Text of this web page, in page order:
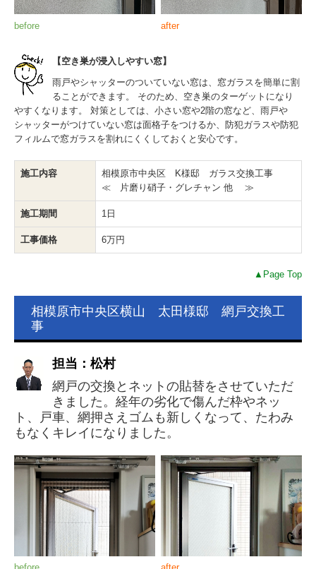
before after
【空き巣が浸入しやすい窓】
雨戸やシャッターのついていない窓は、窓ガラスを簡単に割
ることができます。 そのため、空き巣のターゲットになり
やすくなります。 対策としては、小さい窓や2階の窓など、雨戸や
シャッターがつけていない窓は面格子をつけるか、防犯ガラスや防犯
フィルムで窓ガラスを割れにくくしておくと安心です。
施工内容
相模原市中央区 K様邸 ガラス交換工事
≪ 片磨り硝子・グレチャン 他 ≫
施工期間 1日
工事価格 6万円
▲Page Top
相模原市中央区横山 太田様邸 網戸交換工
事
担当：松村
網戸の交換とネットの貼替をさせていただ
きました。経年の劣化で傷んだ枠やネッ
ト、戸車、網押さえゴムも新しくなって、たわみ
もなくキレイになりました。